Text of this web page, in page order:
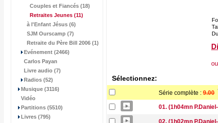
Couples et Fiancés (18)
Retraites Jeunes (11)
à l'Enfant Jésus (6)
SJM Ourscamp (7)
Retraite du Père Bill 2006 (1)
Evénement (2466)
Carlos Payan
Livre audio (7)
Radios (52)
Musique (3116)
Vidéo
Partitions (5510)
Livres (795)
Sélectionnez:
Série complète : 9.00
01. (1h04mn
02. (1h02mn